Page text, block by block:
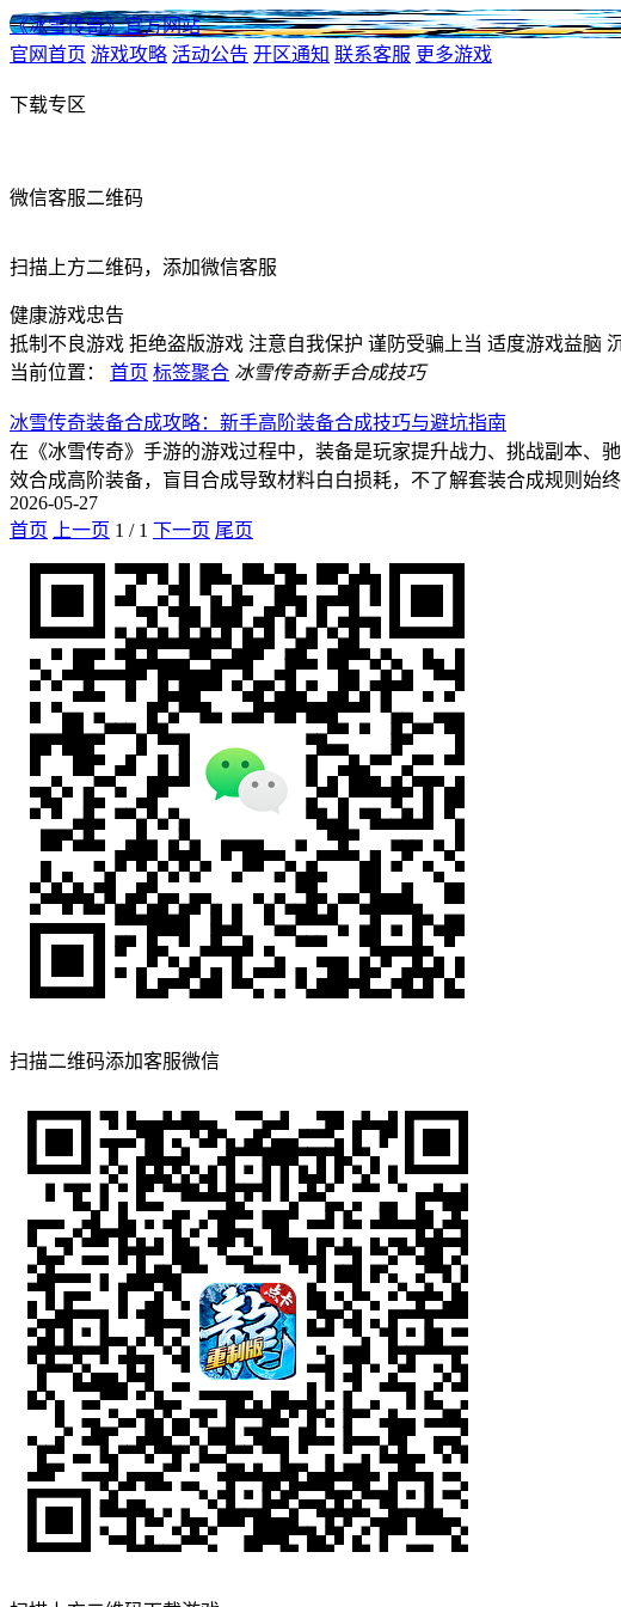
《冰雪传奇》官方网站
官网首页 游戏攻略 活动公告 开区通知 联系客服 更多游戏
下载专区
微信客服二维码
扫描上方二维码，添加微信客服
健康游戏忠告
抵制不良游戏 拒绝盗版游戏 注意自我保护 谨防受骗上当 适度游戏益脑
当前位置：
首页 标签聚合 冰雪传奇新手合成技巧
冰雪传奇装备合成攻略：新手高阶装备合成技巧与避坑指南
在《冰雪传奇》手游的游戏过程中，装备是玩家提升战力、挑战副本、
效合成高阶装备，盲目合成导致材料白白损耗，不了解套装合成规则始
2026-05-27
首页
上一页 1 / 1 下一页 尾页
扫描二维码添加客服微信